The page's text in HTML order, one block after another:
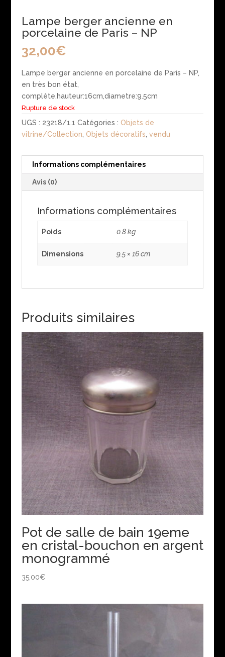
Lampe berger ancienne en
porcelaine de Paris – NP
32,00€
Lampe berger ancienne en porcelaine de Paris – NP,
en très bon état,
complète,hauteur:16cm,diametre:9.5cm
Rupture de stock
UGS : 23218/1.1 Catégories : Objets de
vitrine/Collection Objets décoratifs vendu
Informations complémentaires
Avis (0)
Informations complémentaires
Poids 0.8 kg
Dimensions 9.5 × 16 cm
Produits similaires
Pot de salle de bain 19eme
en cristal-bouchon en argent
monogrammé
35,00€